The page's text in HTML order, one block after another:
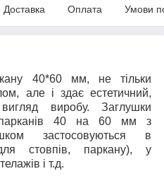
Доставка Оплата Умови
40*60 мм, не тільки
але і здає естетичний,
виробу. Заглушки
парканів 40 на 60 мм з
застосовуються в
стовпів, паркану), у
і т.д.